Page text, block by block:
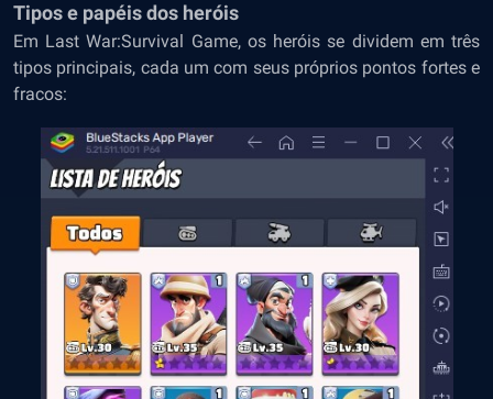
Tipos e papéis dos heróis
Em Last War:Survival Game, os heróis se dividem em três
tipos principais, cada um com seus próprios pontos fortes e
fracos: